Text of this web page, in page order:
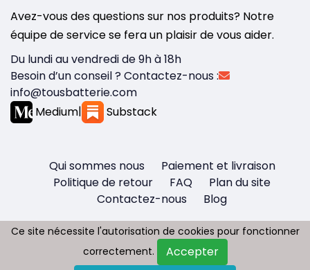
Avez-vous des questions sur nos produits? Notre
équipe de service se fera un plaisir de vous aider.
Du lundi au vendredi de 9h à 18h
Besoin d’un conseil ? Contactez-nous :
info@tousbatterie.com
Medium| Substack
Qui sommes nous
Paiement et livraison
Politique de retour
FAQ
Plan du site
Contactez-nous
Blog
Copyright © 2026 - Tous droit réservés
Ce site nécessite l'autorisation de cookies pour fonctionner
correctement.
Accepter
Ce site nécessite l'autorisation de cookies pour fonctionner
correctement.
Accepter